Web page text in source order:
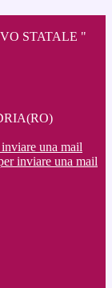
STATALE "
una mail
inviare una mail